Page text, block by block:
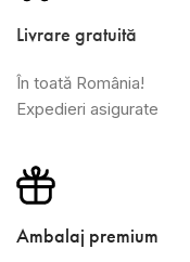
Livrare gratuită
În toată România!
Expedieri asigurate
Ambalaj premium